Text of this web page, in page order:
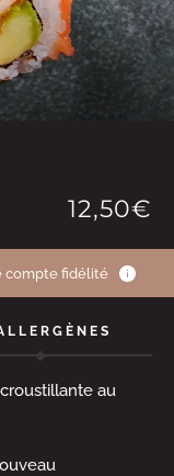
12,50€
compte fidélité
au